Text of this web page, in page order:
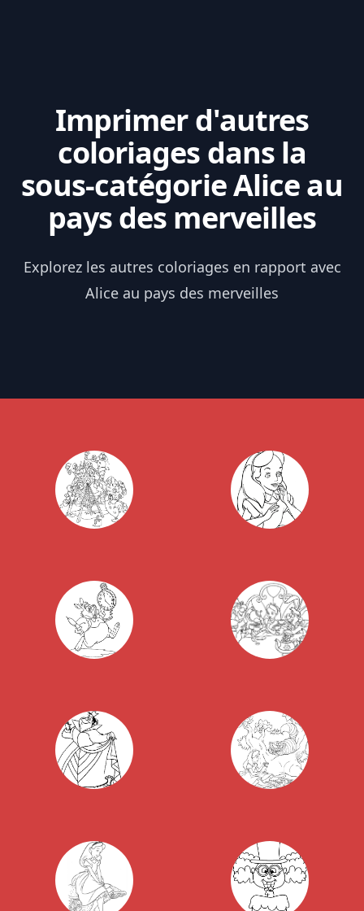
Imprimer d'autres
coloriages dans la
sous-catégorie Alice au
pays des merveilles
Explorez les autres coloriages en rapport avec
Alice au pays des merveilles